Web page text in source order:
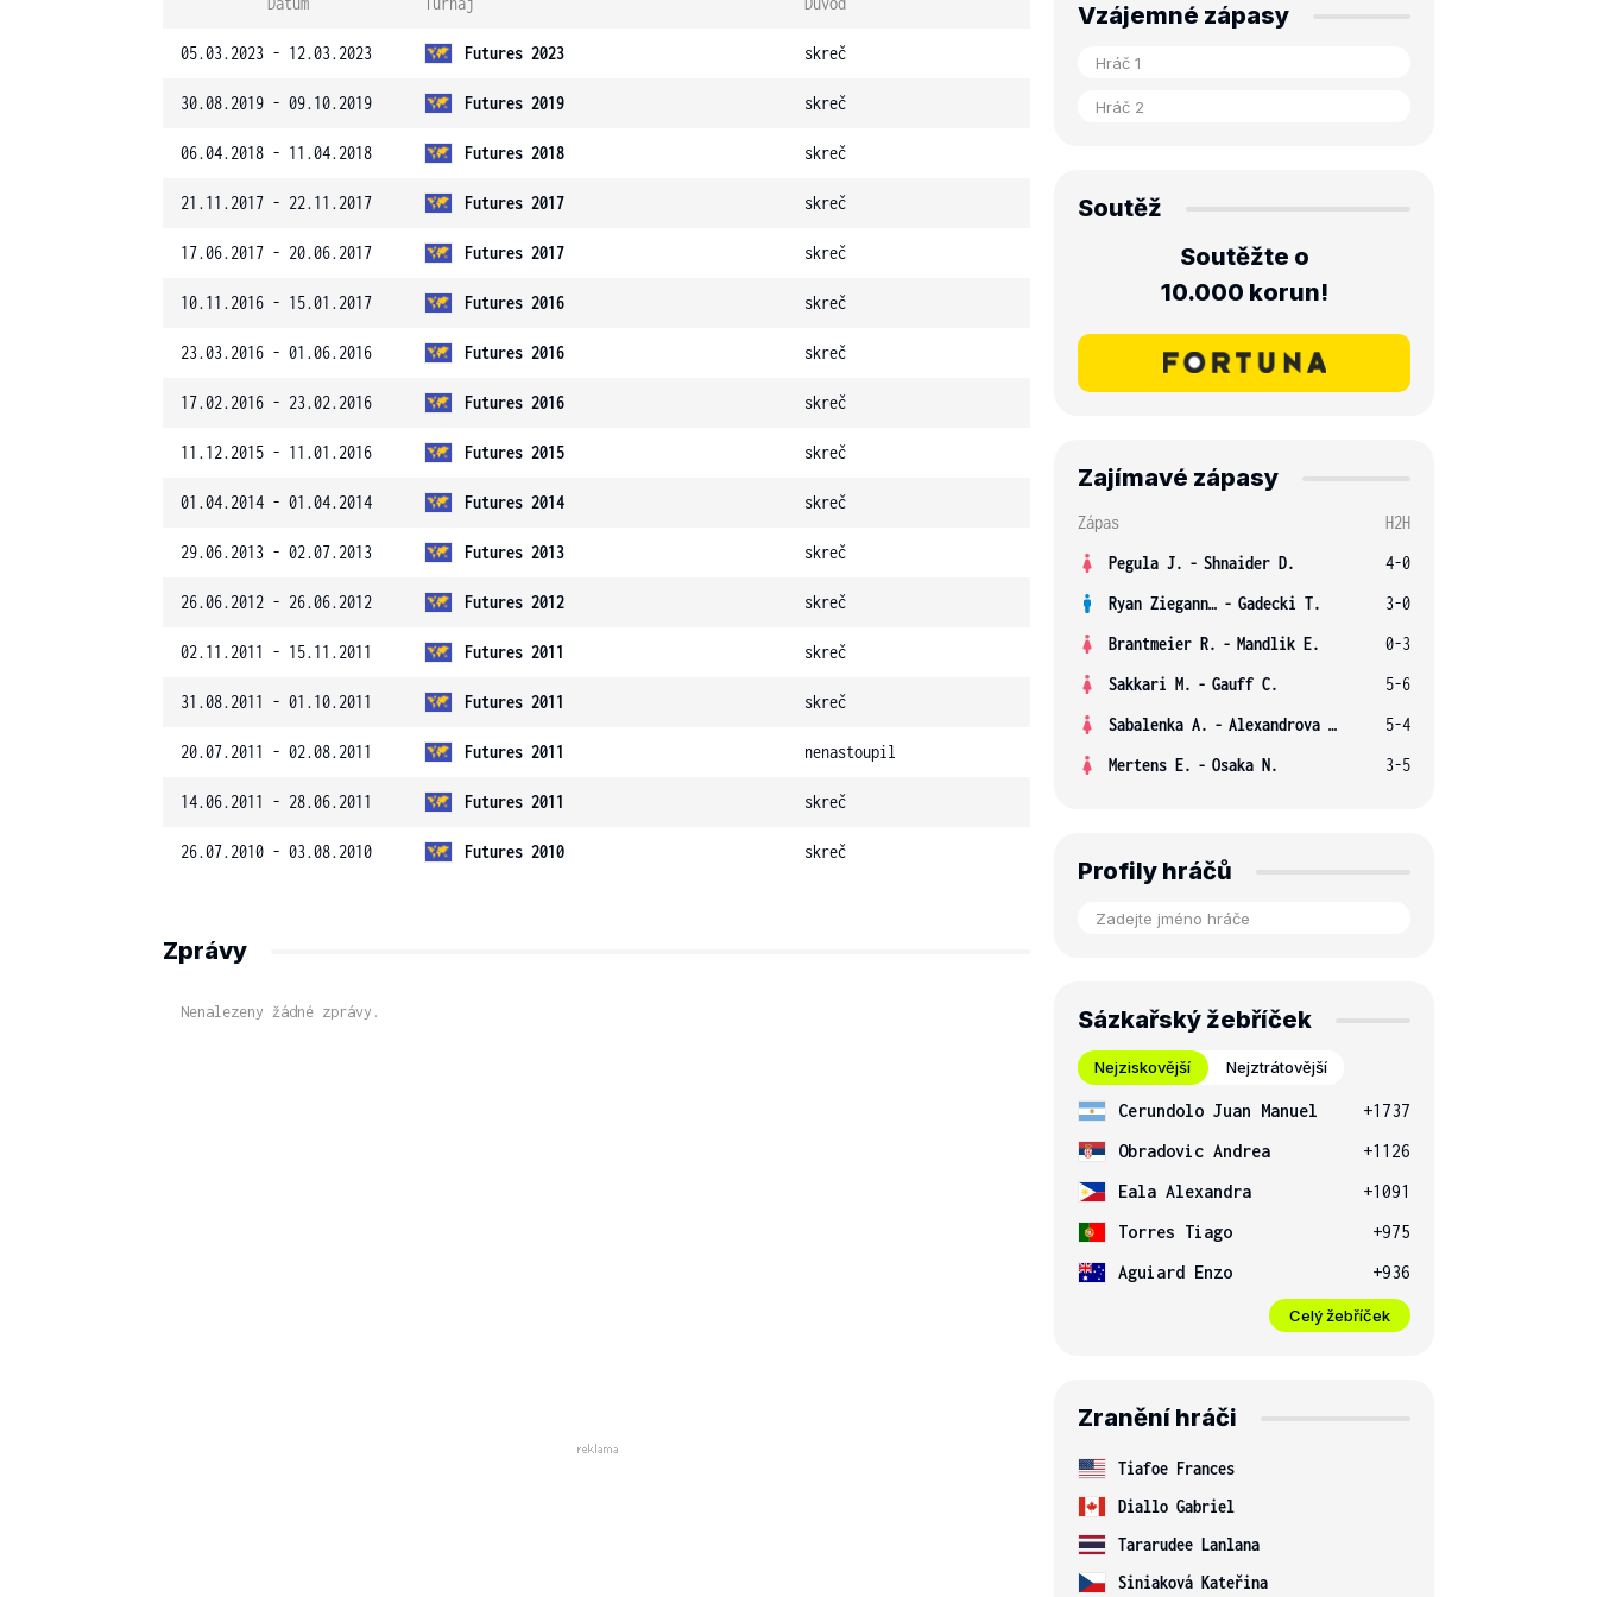
05.03.2023 - 12.03.2023 Futures 2023 skreč
30.08.2019 - 09.10.2019 Futures 2019 skreč
06.04.2018 - 11.04.2018 Futures 2018 skreč
21.11.2017 - 22.11.2017 Futures 2017 skreč
17.06.2017 - 20.06.2017 Futures 2017 skreč
10.11.2016 - 15.01.2017 Futures 2016 skreč
23.03.2016 - 01.06.2016 Futures 2016 skreč
17.02.2016 - 23.02.2016 Futures 2016 skreč
11.12.2015 - 11.01.2016 Futures 2015 skreč
01.04.2014 - 01.04.2014 Futures 2014 skreč
29.06.2013 - 02.07.2013 Futures 2013 skreč
26.06.2012 - 26.06.2012 Futures 2012 skreč
02.11.2011 - 15.11.2011 Futures 2011 skreč
31.08.2011 - 01.10.2011 Futures 2011 skreč
20.07.2011 - 02.08.2011 Futures 2011 nenastoupil
14.06.2011 - 28.06.2011 Futures 2011 skreč
26.07.2010 - 03.08.2010 Futures 2010 skreč
Zprávy
Nenalezeny žádné zprávy.
Vzájemné zápasy
Soutěž
Soutěžte o
10.000 korun!
Zajímavé zápasy
Zápas
H2H
Pegula J. - Shnaider D.
4-0
Ryan Ziegann S. - Gadecki T.
3-0
Brantmeier R. - Mandlik E.
0-3
Sakkari M. - Gauff C.
5-6
Sabalenka A. - Alexandrova E.
5-4
Mertens E. - Osaka N. 3-5
Profily hráčů
Sázkařský žebříček
Nejziskovější Nejztrátovější
Cerundolo Juan Manuel
+1737
Obradovic Andrea
+1126
Eala Alexandra
+1091
Torres Tiago
+975
Aguiard Enzo
+936
Celý žebříček
Zranění hráči
Tiafoe Frances
Diallo Gabriel
Tararudee Lanlana
Siniaková Kateřina